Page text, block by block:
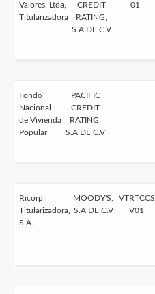
Valores, Ltda,
Titularizadora
CREDIT
RATING,
S.A DE C.V
01
Fondo
Nacional
de Vivienda
Popular
PACIFIC
CREDIT
RATING,
S.A DE C.V
Ricorp
Titularizadora,
S.A.
MOODY'S,
S.A DE C.V
VTRTCCS
V01